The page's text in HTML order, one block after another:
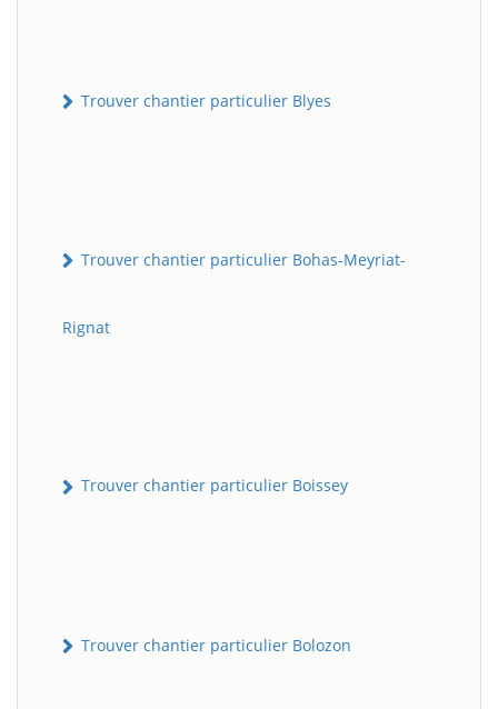
Trouver chantier particulier Blyes
Trouver chantier particulier Bohas-Meyriat-
Rignat
Trouver chantier particulier Boissey
Trouver chantier particulier Bolozon